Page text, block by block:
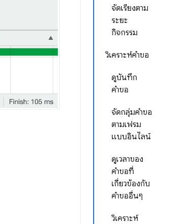
จัดเรียงตาม
ระยะ
กิจกรรม
วิเคราะห์คำขอ
ดูบันทึก
คำขอ
จัดกลุ่มคำขอ
ตามเฟรม
แบบอินไลน์
ดูเวลาของ
คำขอที่
เกี่ยวข้องกับ
คำขออื่นๆ
วิเคราะห์